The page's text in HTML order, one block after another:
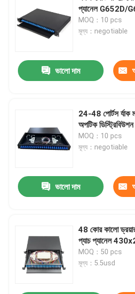
ফাইবার প্যাচ তারের
নেটওয়ার্ক প্যাচ প্যানেল
ওয়াল মাউন্ট ফাইবার ঘের
ফাইবার অপটিক স্প্লিটার বক্স
ফাইবার অপটিক স্প্লাইস বন্ধ
ফাইবার অপটিক ক্যাবিনেট
সার্ভার র্যাক ক্যাবিনেট
প্যানেল G652D/
MOQ：10 pcs
মূল্য：negotiable
ভালো দাম
24-48 পোর্টস র্যাক
অপটিক
MOQ：10 pcs
মূল্য：negotiable
ভালো দাম
48 কোর কালো ড্রয়ার
প্যাচ প্যানেল
MOQ：50 pcs
মূল্য：5.5usd